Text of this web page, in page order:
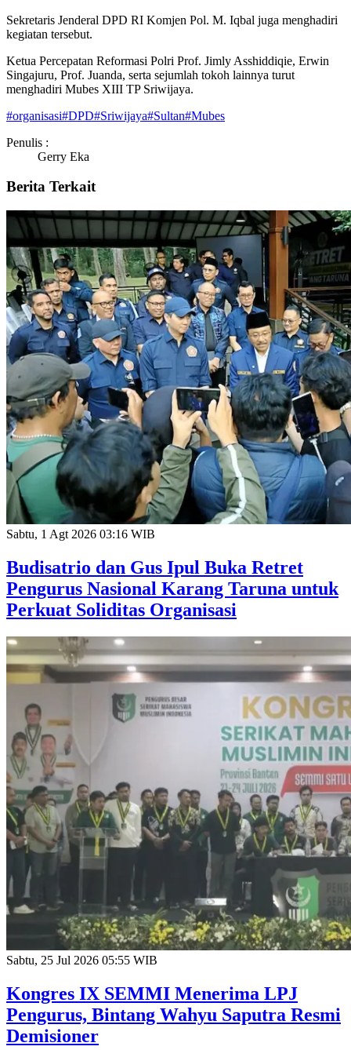
Sekretaris Jenderal DPD RI Komjen Pol. M. Iqbal juga menghadiri
kegiatan tersebut.
Ketua Percepatan Reformasi Polri Prof. Jimly Asshiddiqie, Erwin
Singajuru, Prof. Juanda, serta sejumlah tokoh lainnya turut
menghadiri Mubes XIII TP Sriwijaya.
#organisasi#DPD#Sriwijaya#Sultan#Mubes
Penulis :
Gerry Eka
Berita Terkait
Sabtu, 1 Agt 2026 03:16 WIB
Budisatrio dan Gus Ipul Buka Retret
Pengurus Nasional Karang Taruna untuk
Perkuat Soliditas Organisasi
Sabtu, 25 Jul 2026 05:55 WIB
Kongres IX SEMMI Menerima LPJ
Pengurus, Bintang Wahyu Saputra Resmi
Demisioner